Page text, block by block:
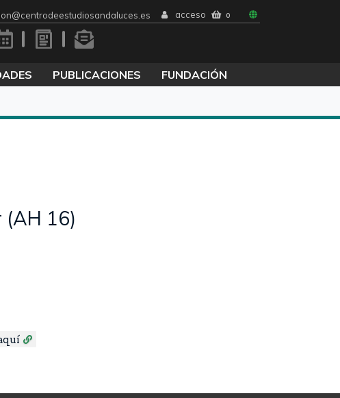
acceso 0
PUBLICACIONES FUNDACIÓN
(AH 16)